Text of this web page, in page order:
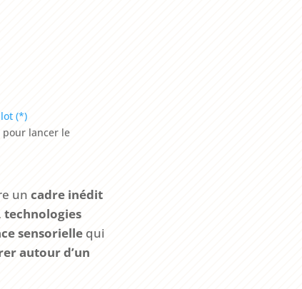
(*)
pour lancer le
un cadre inédit
technologies
sensorielle qui
autour d’un